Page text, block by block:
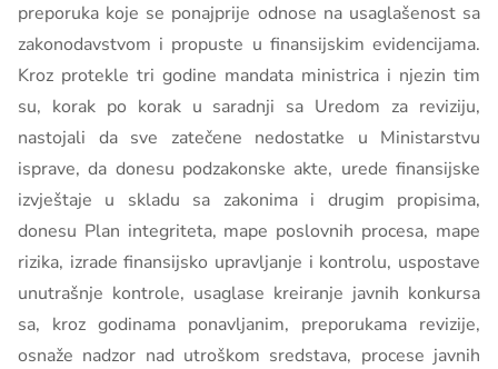
preporuka koje se ponajprije odnose na usaglašenost sa
zakonodavstvom i propuste u finansijskim evidencijama.
Kroz protekle tri godine mandata ministrica i njezin tim
su, korak po korak u saradnji sa Uredom za reviziju,
nastojali da sve zatečene nedostatke u Ministarstvu
isprave, da donesu podzakonske akte, urede finansijske
izvještaje u skladu sa zakonima i drugim propisima,
donesu Plan integriteta, mape poslovnih procesa, mape
rizika, izrade finansijsko upravljanje i kontrolu, uspostave
unutrašnje kontrole, usaglase kreiranje javnih konkursa
sa, kroz godinama ponavljanim, preporukama revizije,
osnaže nadzor nad utroškom sredstava, procese javnih